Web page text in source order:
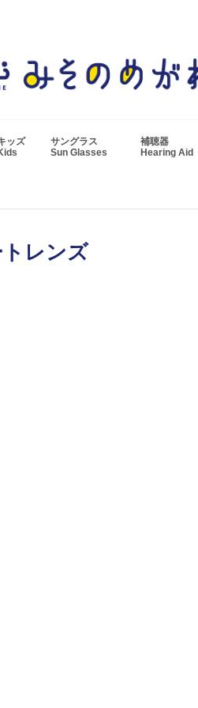
ッズ
サングラス
Sun Glasses
補聴器
Hearing Aid
レンズ